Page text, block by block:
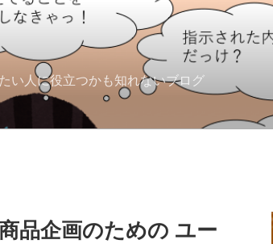
い人に役立つかも知れないブログ
品企画のための ユー